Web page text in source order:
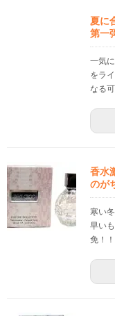
夏に
第一
一気
をラ
なる
香水
のが
寒い
早い
免！